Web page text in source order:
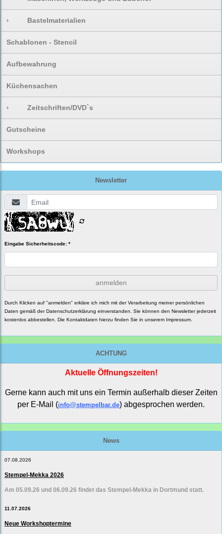
› Bastelmaterialien
Schablonen - Stencil
Aufbewahrung
Küchensachen
› Zeitschriften/DVD`s
Gutscheine
Workshops
Newsletter
Eingabe Sicherheitscode: *
anmelden
Durch Klicken auf "anmelden" erkläre ich mich mit der Verarbeitung meiner persönlichen
Daten gemäß der Datenschutzerklärung einverstanden. Sie können den Newsletter jederzeit
kostenlos abbestellen. Die Kontaktdaten hierzu finden Sie in unserem Impressum.
ACHTUNG
Aktuelle Öffnungszeiten!
Gerne kann auch mit uns ein Termin außerhalb dieser Zeiten
per E-Mail (info@stempelbar.de) abgesprochen werden.
News
07.08.2026
Stempel-Mekka 2026
Am 05.09.26 und 06.09.26 findet das Stempel-Mekka in Dortmund statt.
11.07.2026
Neue Workshoptermine